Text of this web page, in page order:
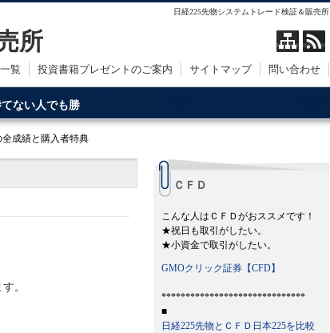
日経225先物システムトレード検証＆販売所
所
覧 投資書籍プレゼントのご案内 サイトマップ 問い合わせ
ない人でも勝
成績と購入者特典
。
ＣＦＤ
こんな人はＣＦＤがおススメです！
★祝日も取引がしたい。
★小資金で取引がしたい。
GMOクリック証券【CFD】
******************************
■
日経225先物とＣＦＤ日本225を比較